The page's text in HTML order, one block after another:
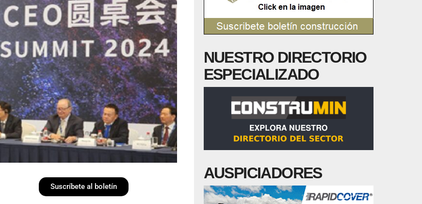
Suscríbete al boletín
NUESTRO DIRECTORIO
ESPECIALIZADO
AUSPICIADORES